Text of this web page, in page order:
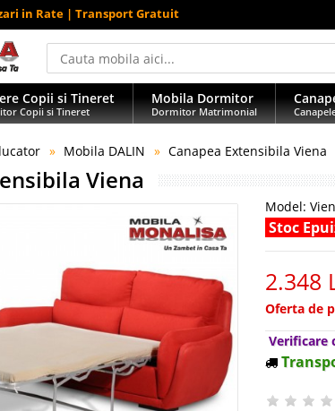
in Rate | Transport Gratuit
Copii si Tineret
Copii si Tineret
Mobila Dormitor
Dormitor Matrimonial
Mobila DALIN Canapea Extensibila Viena
Viena
Model:
Stoc
2.348
Oferta de
Verificare